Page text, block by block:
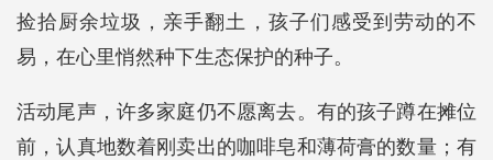
捡拾厨余垃圾，亲手翻土，孩子们感受到劳动的不
易，在心里悄然种下生态保护的种子。
活动尾声，许多家庭仍不愿离去。有的孩子蹲在摊位
前，认真地数着刚卖出的咖啡皂和薄荷膏的数量；有